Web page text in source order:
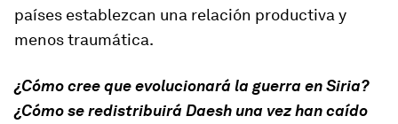
países establezcan una relación productiva y
menos traumática.
¿Cómo cree que evolucionará la guerra en Siria?
¿Cómo se redistribuirá Daesh una vez han caído